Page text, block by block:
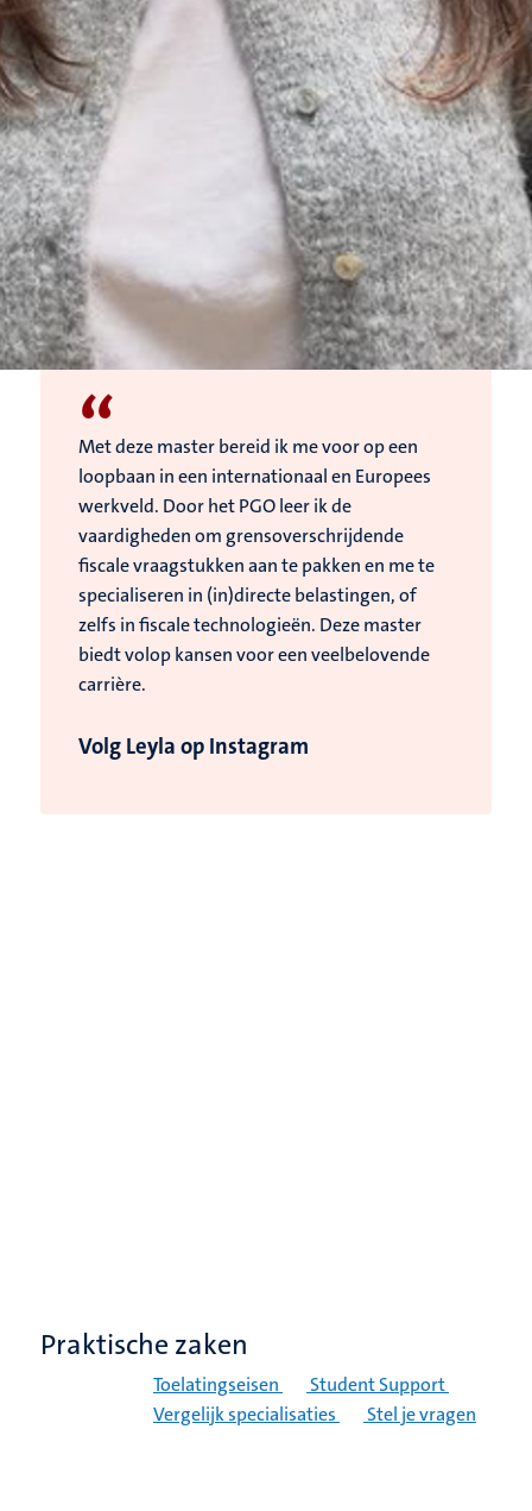
“
Met deze master bereid ik me voor op een
loopbaan in een internationaal en Europees
werkveld. Door het PGO leer ik de
vaardigheden om grensoverschrijdende
fiscale vraagstukken aan te pakken en me te
specialiseren in (in)directe belastingen, of
zelfs in fiscale technologieën. Deze master
biedt volop kansen voor een veelbelovende
carrière.
Volg Leyla op Instagram
Praktische zaken
Toelatingseisen
Student Support
Vergelijk specialisaties
Stel je vragen